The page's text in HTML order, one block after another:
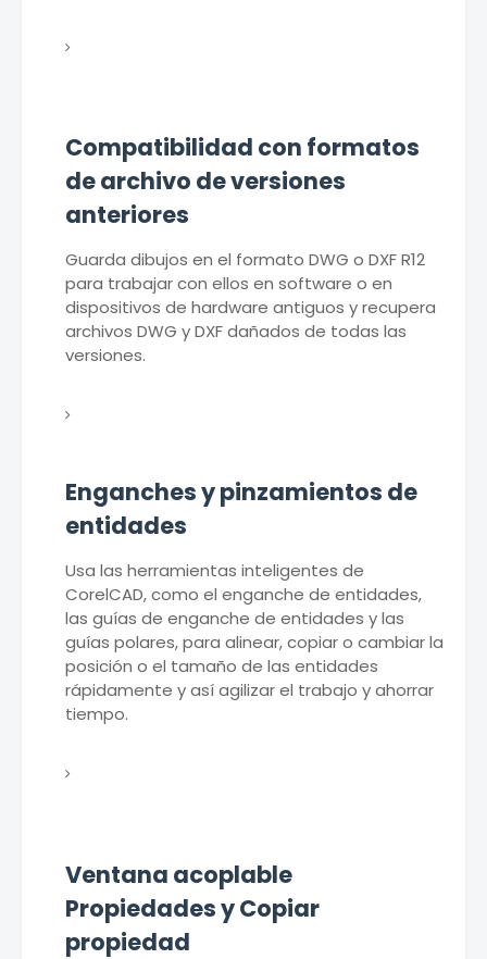
Compatibilidad con formatos
de archivo de versiones
anteriores
Guarda dibujos en el formato DWG o DXF R12
para trabajar con ellos en software o en
dispositivos de hardware antiguos y recupera
archivos DWG y DXF dañados de todas las
versiones.
Enganches y pinzamientos de
entidades
Usa las herramientas inteligentes de
CorelCAD, como el enganche de entidades,
las guías de enganche de entidades y las
guías polares, para alinear, copiar o cambiar la
posición o el tamaño de las entidades
rápidamente y así agilizar el trabajo y ahorrar
tiempo.
Ventana acoplable
Propiedades y Copiar
propiedad